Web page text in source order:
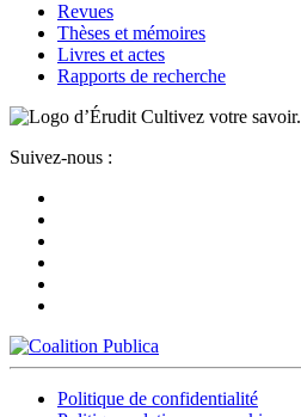
Revues
Thèses et mémoires
Livres et actes
Rapports de recherche
Cultivez votre savoir.
Suivez-nous :
Politique de confidentialité